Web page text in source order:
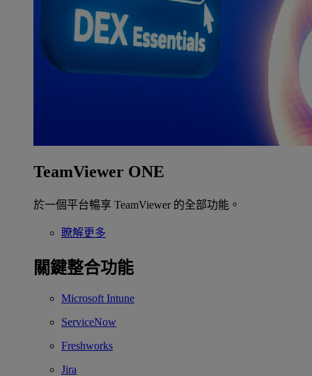
TeamViewer ONE
於一個平台暢享 TeamViewer 的全部功能。
瞭解更多
關鍵整合功能
Microsoft Intune
ServiceNow
Freshworks
Jira